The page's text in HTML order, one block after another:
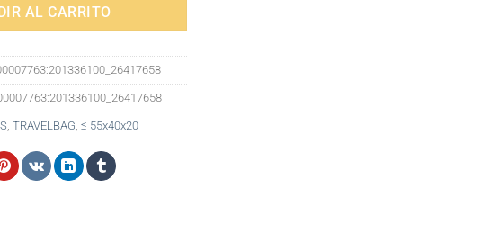
AL CARRITO
, TRAVELBAG, ≤ 55x40x20